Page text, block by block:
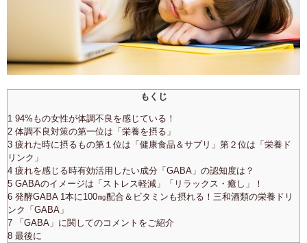
もくじ
1 94%もの女性が体調不良を感じている！
2 体調不良対策の第一位は「栄養を摂る」
3 疲れた時に摂るもの第１位は「健康食品＆サプリ」第２位は「栄養ド
リンク」
4 疲れを感じる時有効活用したい成分「GABA」の認知度は？
5 GABAのイメージは「ストレス軽減」「リラックス・癒し」！
6 発酵GABA 1本に100㎎配合＆ビタミンも摂れる！三和酒類の栄養ドリ
ンク「GABA」
7 「GABA」に関してのコメントをご紹介
8 最後に